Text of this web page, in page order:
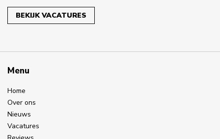
BEKIJK VACATURES
Menu
Home
Over ons
Nieuws
Vacatures